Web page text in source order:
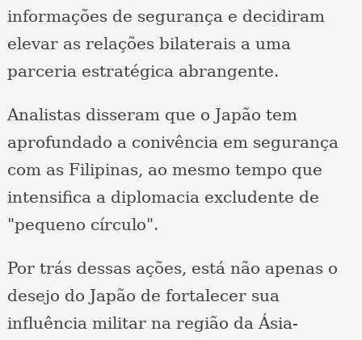
informações de segurança e decidiram
elevar as relações bilaterais a uma
parceria estratégica abrangente.
Analistas disseram que o Japão tem
aprofundado a conivência em segurança
com as Filipinas, ao mesmo tempo que
intensifica a diplomacia excludente de
"pequeno círculo".
Por trás dessas ações, está não apenas o
desejo do Japão de fortalecer sua
influência militar na região da Ásia-